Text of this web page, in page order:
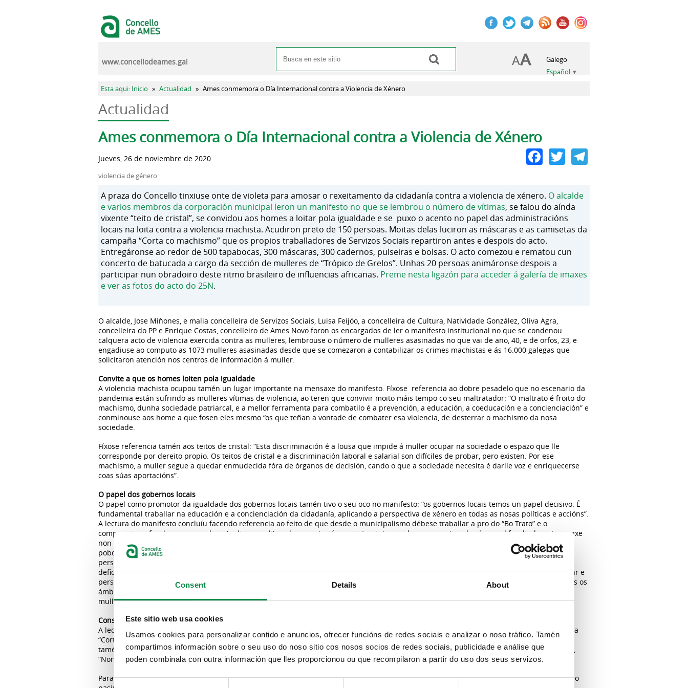
Consent Details About
Este sitio web usa cookies
Usamos cookies para personalizar contido e anuncios, ofrecer funcións de redes sociais e analizar o noso tráfico. Tamén
compartimos información sobre o seu uso do noso sitio cos nosos socios de redes sociais, publicidade e análise que
poden combinala con outra información que lles proporcionou ou que recompilaron a partir do uso dos seus servizos.
Formulario de búsqueda
Buscar
Galego
Español
www.concellodeames.gal
Se encuentra usted aquí
Esta aqui: Inicio » Actualidad » Ames conmemora o Día Internacional contra a Violencia de Xénero
Actualidad
Solapas principales
Ames conmemora o Día Internacional contra a Violencia de Xénero
Facebook
Twitter
Jueves, 26 de noviembre de 2020
violencia de género
A praza do Concello tinxiuse onte de violeta para amosar o rexeitamento da cidadanía contra a violencia de xénero. O alcalde
e varios membros da corporación municipal leron un manifesto no que se lembrou o número de vítimas, se falou do aínda
vixente “teito de cristal”, se convidou aos homes a loitar pola igualdade e se puxo o acento no papel das administracións
locais na loita contra a violencia machista. Acudiron preto de 150 persoas. Moitas delas luciron as máscaras e as camisetas da
campaña “Corta co machismo” que os propios traballadores de Servizos Sociais repartiron antes e despois do acto.
Entregáronse ao redor de 500 tapabocas, 300 máscaras, 300 cadernos, pulseiras e bolsas. O acto comezou e rematou cun
concerto de batucada a cargo da sección de mulleres de “Trópico de Grelos”. Unhas 20 persoas animáronse despois a
participar nun obradoiro deste ritmo brasileiro de influencias africanas. Preme nesta ligazón para acceder á galería de imaxes
e ver as fotos do acto do 25N.
O alcalde, Jose Miñones, e malia concelleira de Servizos Sociais, Luisa Feijóo, a concelleira de Cultura, Natividade González, Oliva Agra,
concelleira do PP e Enrique Costas, concelleiro de Ames Novo foron os encargados de ler o manifesto institucional no que se condenou
calquera acto de violencia exercida contra as mulleres, lembrouse o número de mulleres asasinadas no que vai de ano, 40, e de orfos, 23, e
engadiuse ao computo as 1073 mulleres asasinadas desde que se comezaron a contabilizar os crimes machistas e ás 16.000 galegas que
solicitaron atención nos centros de información á muller.
Convite a que os homes loiten pola igualdade
A violencia machista ocupou tamén un lugar importante na mensaxe do manifesto. Fíxose referencia ao dobre pesadelo que no escenario da
pandemia están sufrindo as mulleres vítimas de violencia, ao teren que convivir moito máis tempo co seu maltratador: “O maltrato é froito do
machismo, dunha sociedade patriarcal, e a mellor ferramenta para combatilo é a prevención, a educación, a coeducación e a concienciación” e
conminouse aos home a que fosen eles mesmo “os que teñan a vontade de combater esa violencia, de desterrar o machismo da nosa
sociedade.
Fíxose referencia tamén aos teitos de cristal: “Esta discriminación é a lousa que impide á muller ocupar na sociedade o espazo que lle
corresponde por dereito propio. Os teitos de cristal e a discriminación laboral e salarial son difíciles de probar, pero existen. Por ese
machismo, a muller segue a quedar enmudecida fóra de órganos de decisión, cando o que a sociedade necesita é darlle voz e enriquecerse
coas súas aportacións”.
O papel dos gobernos locais
O papel como promotor da igualdade dos gobernos locais tamén tivo o seu oco no manifesto: “os gobernos locais temos un papel decisivo. É
fundamental traballar na educación e a concienciación da cidadanía, aplicando a perspectiva de xénero en todas as nosas políticas e accións”.
A lectura do manifesto concluíu facendo referencia ao feito de que desde o municipalismo débese traballar a pro do “Bo Trato” e o
compromiso a facelo empregando unha linguaxe libre de connotacións sexistas, integrando a perspectiva de xénero, difundindo unha imaxe
non sexista da muller, traballando na prevención da violencia machista e na promoción dos valores de igualdade e respecto entre toda a
poboación, especialmente a máis nova, fomentando á ética e a co-responsabilidade nas tarefas e o coidado tanto de menores como de
persoas dependentes, poñendo medios para elo e fornecendo os servizos de conciliación e identificando e enmendando as posibles
deficiencias que se atopen a nivel municipal na loita contra a violencia cara ás mulleres, respectando a conciliación da vida laboral, familiar e
persoal, e a igualdade de oportunidades no cadro de persoal, promovendo unha representación equilibrada de mulleres e homes en todos os
ámbitos de actuación municipal e rexeitando a contratación de actividades nas que se ofrezan unha imaxe sexista da
muller.
Consignas da campaña “Corta co machismo” e batucada
A lectura do manifesto rematou co berro conxunto por parte de todos os asistentes das consignas que aparecen nas máscaras da campaña
“Corta co machismo” que este ano se artellou desde o propio departamento de Servizos Sociais. Os asistentes ao acto uníronse e corearon
tamén as consignas de “Caladiña non estou máis guapa”, “Non estou tola, teño criterio”, Non calo, non”, “Na cociña ti tamén estás moi ben”,
“Non calamos, non”.
Para a concelleira de Servizos Sociais, Luísa Feijoó Para a concelleira de Servizos Sociais, Luísa Feijoó “é un orgullo ver como imos avanzando